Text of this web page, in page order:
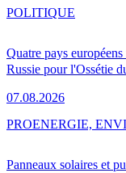
Quatre pays
Russie pour l'Ossétie
07.08.2026
POLITIQUE
Panneaux solaires et
PROENERGIE,